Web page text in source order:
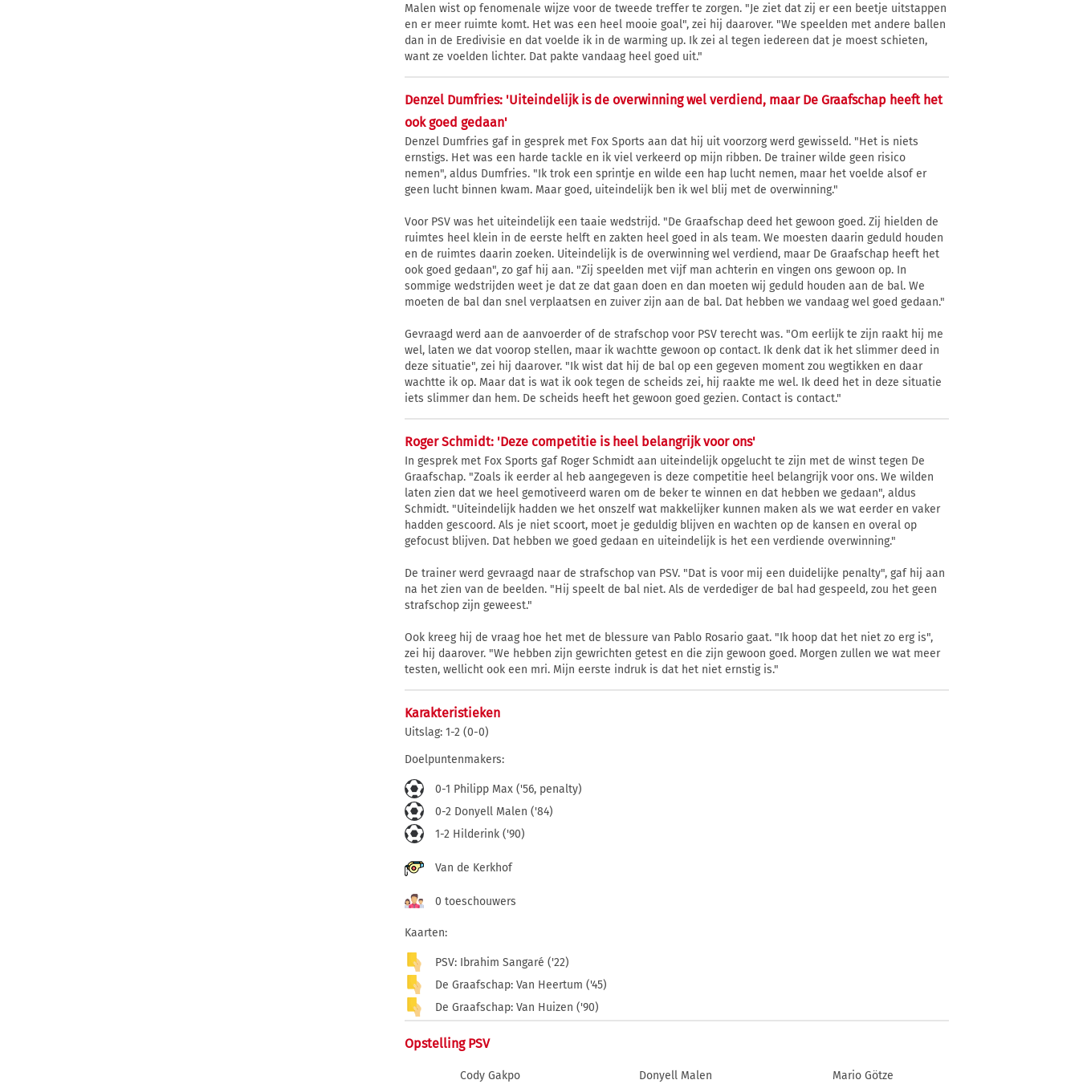
Malen wist op fenomenale wijze voor de tweede treffer te zorgen. "Je ziet dat zij er een beetje uitstappen
en er meer ruimte komt. Het was een heel mooie goal", zei hij daarover. "We speelden met andere ballen
dan in de Eredivisie en dat voelde ik in de warming up. Ik zei al tegen iedereen dat je moest schieten,
want ze voelden lichter. Dat pakte vandaag heel goed uit."
Denzel Dumfries: 'Uiteindelijk is de overwinning wel verdiend, maar De Graafschap heeft het
ook goed gedaan'
Denzel Dumfries gaf in gesprek met Fox Sports aan dat hij uit voorzorg werd gewisseld. "Het is niets
ernstigs. Het was een harde tackle en ik viel verkeerd op mijn ribben. De trainer wilde geen risico
nemen", aldus Dumfries. "Ik trok een sprintje en wilde een hap lucht nemen, maar het voelde alsof er
geen lucht binnen kwam. Maar goed, uiteindelijk ben ik wel blij met de overwinning."
Voor PSV was het uiteindelijk een taaie wedstrijd. "De Graafschap deed het gewoon goed. Zij hielden de
ruimtes heel klein in de eerste helft en zakten heel goed in als team. We moesten daarin geduld houden
en de ruimtes daarin zoeken. Uiteindelijk is de overwinning wel verdiend, maar De Graafschap heeft het
ook goed gedaan", zo gaf hij aan. "Zij speelden met vijf man achterin en vingen ons gewoon op. In
sommige wedstrijden weet je dat ze dat gaan doen en dan moeten wij geduld houden aan de bal. We
moeten de bal dan snel verplaatsen en zuiver zijn aan de bal. Dat hebben we vandaag wel goed gedaan."
Gevraagd werd aan de aanvoerder of de strafschop voor PSV terecht was. "Om eerlijk te zijn raakt hij me
wel, laten we dat voorop stellen, maar ik wachtte gewoon op contact. Ik denk dat ik het slimmer deed in
deze situatie", zei hij daarover. "Ik wist dat hij de bal op een gegeven moment zou wegtikken en daar
wachtte ik op. Maar dat is wat ik ook tegen de scheids zei, hij raakte me wel. Ik deed het in deze situatie
iets slimmer dan hem. De scheids heeft het gewoon goed gezien. Contact is contact."
Roger Schmidt: 'Deze competitie is heel belangrijk voor ons'
In gesprek met Fox Sports gaf Roger Schmidt aan uiteindelijk opgelucht te zijn met de winst tegen De
Graafschap. "Zoals ik eerder al heb aangegeven is deze competitie heel belangrijk voor ons. We wilden
laten zien dat we heel gemotiveerd waren om de beker te winnen en dat hebben we gedaan", aldus
Schmidt. "Uiteindelijk hadden we het onszelf wat makkelijker kunnen maken als we wat eerder en vaker
hadden gescoord. Als je niet scoort, moet je geduldig blijven en wachten op de kansen en overal op
gefocust blijven. Dat hebben we goed gedaan en uiteindelijk is het een verdiende overwinning."
De trainer werd gevraagd naar de strafschop van PSV. "Dat is voor mij een duidelijke penalty", gaf hij aan
na het zien van de beelden. "Hij speelt de bal niet. Als de verdediger de bal had gespeeld, zou het geen
strafschop zijn geweest."
Ook kreeg hij de vraag hoe het met de blessure van Pablo Rosario gaat. "Ik hoop dat het niet zo erg is",
zei hij daarover. "We hebben zijn gewrichten getest en die zijn gewoon goed. Morgen zullen we wat meer
testen, wellicht ook een mri. Mijn eerste indruk is dat het niet ernstig is."
Karakteristieken
Uitslag: 1-2 (0-0)
Doelpuntenmakers:
0-1 Philipp Max ('56, penalty)
0-2 Donyell Malen ('84)
1-2 Hilderink ('90)
Van de Kerkhof
0 toeschouwers
Kaarten:
PSV: Ibrahim Sangaré ('22)
De Graafschap: Van Heertum ('45)
De Graafschap: Van Huizen ('90)
Opstelling PSV
Cody Gakpo Donyell Malen Mario Götze